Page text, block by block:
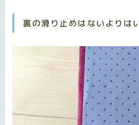
裏の滑り止めはないよりは